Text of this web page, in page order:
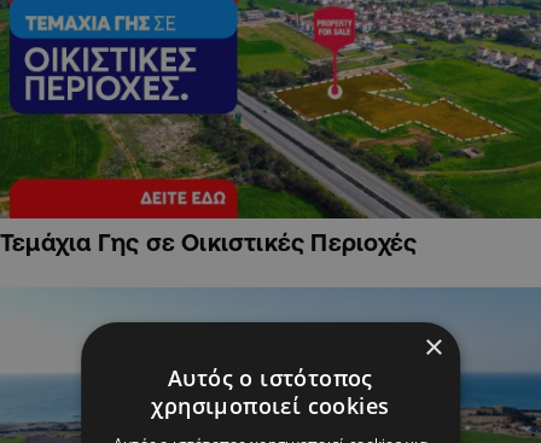
Τεμάχια Γης σε Οικιστικές Περιοχές
×
Αυτός ο ιστότοπος
χρησιμοποιεί cookies